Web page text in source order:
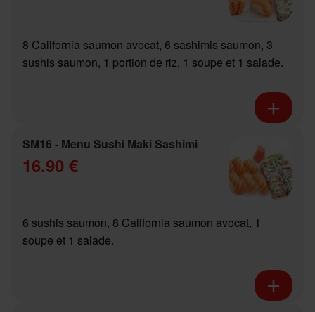
8 California saumon avocat, 6 sashimis saumon, 3
sushis saumon, 1 portion de riz, 1 soupe et 1 salade.
SM16 - Menu Sushi Maki Sashimi
16.90 €
6 sushis saumon, 8 California saumon avocat, 1
soupe et 1 salade.